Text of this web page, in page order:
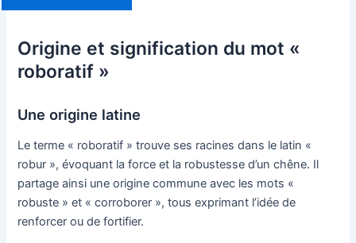
Origine et signification du mot «
roboratif »
Une origine latine
Le terme « roboratif » trouve ses racines dans le latin «
robur », évoquant la force et la robustesse d’un chêne. Il
partage ainsi une origine commune avec les mots «
robuste » et « corroborer », tous exprimant l’idée de
renforcer ou de fortifier.